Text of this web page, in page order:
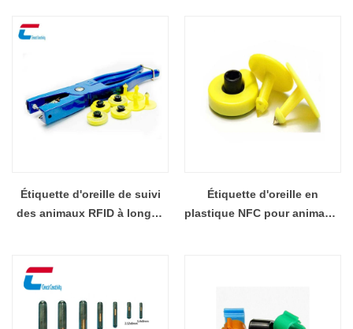
Étiquette d'oreille de suivi
des animaux RFID à longue
Étiquette d'oreille en
plastique NFC pour animaux,